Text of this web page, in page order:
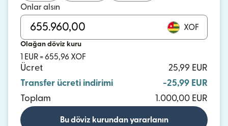
Onlar alsın
XOF
Olağan döviz kuru
1 EUR = 655,96 XOF
Ücret
25,99 EUR
Transfer ücreti indirimi
-25,99 EUR
Toplam
1.000,00 EUR
Bu döviz kurundan yararlanın